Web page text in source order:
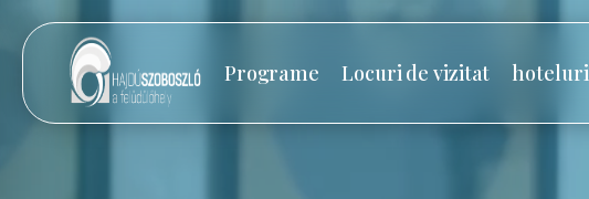
Programe Locuri de vizitat hoteluri